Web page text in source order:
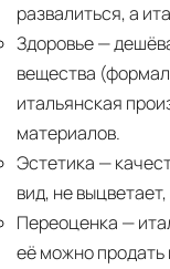
развалиться, а
Здоровье—
вещества
итальянская
материалов.
Эстетика —
вид, не
Переоценка —
её можно продать